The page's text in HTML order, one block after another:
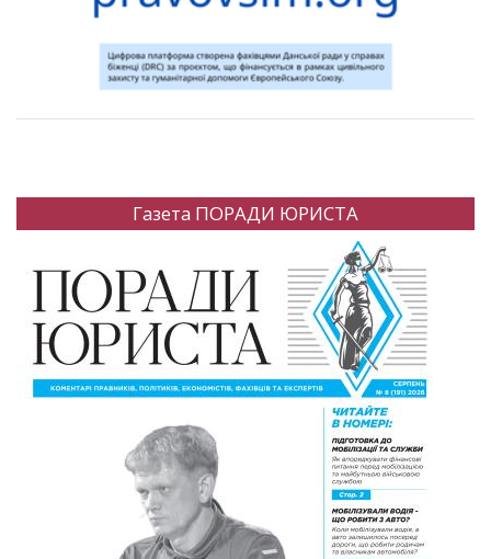
Газета ПОРАДИ ЮРИСТА